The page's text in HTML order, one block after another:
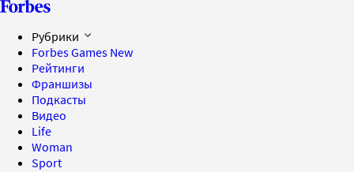
Рубрики
Forbes Games New
Рейтинги
Франшизы
Подкасты
Видео
Life
Woman
Sport